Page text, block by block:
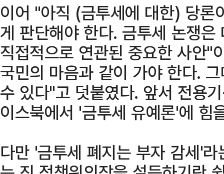
이어 "아직 (금투세에 대한) 당론
게 판단해야 한다. 금투세 논쟁
직접적으로 연관된 중요한 사안"
국민의 마음과 같이 가야 한다.
수 있다"고 덧붙였다. 앞서 전용
이스북에서 '금투세 유예론'에 힘
다만 '금투세 폐지는 부자 감세'